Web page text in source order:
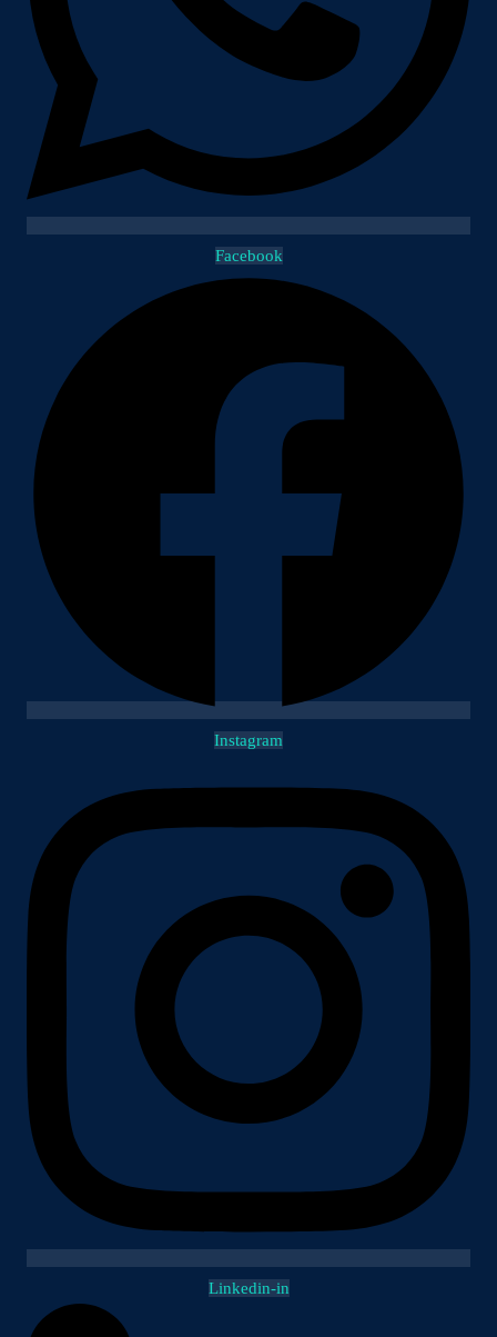
Facebook
Instagram
Linkedin-in